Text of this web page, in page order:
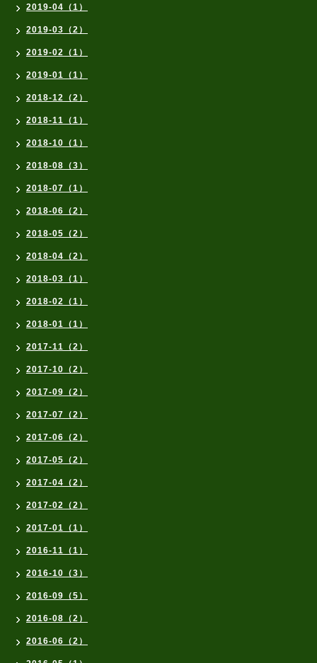
2019-04（1）
2019-03（2）
2019-02（1）
2019-01（1）
2018-12（2）
2018-11（1）
2018-10（1）
2018-08（3）
2018-07（1）
2018-06（2）
2018-05（2）
2018-04（2）
2018-03（1）
2018-02（1）
2018-01（1）
2017-11（2）
2017-10（2）
2017-09（2）
2017-07（2）
2017-06（2）
2017-05（2）
2017-04（2）
2017-02（2）
2017-01（1）
2016-11（1）
2016-10（3）
2016-09（5）
2016-08（2）
2016-06（2）